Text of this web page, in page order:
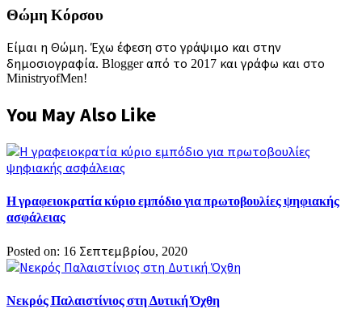
Θώμη Κόρσου
Είμαι η Θώμη. Έχω έφεση στο γράψιμο και στην
δημοσιογραφία. Blogger από το 2017 και γράφω και στο
MinistryofMen!
You May Also Like
Η γραφειοκρατία κύριο εμπόδιο για πρωτοβουλίες ψηφιακής
ασφάλειας
Posted on: 16 Σεπτεμβρίου, 2020
Νεκρός Παλαιστίνιος στη Δυτική Όχθη